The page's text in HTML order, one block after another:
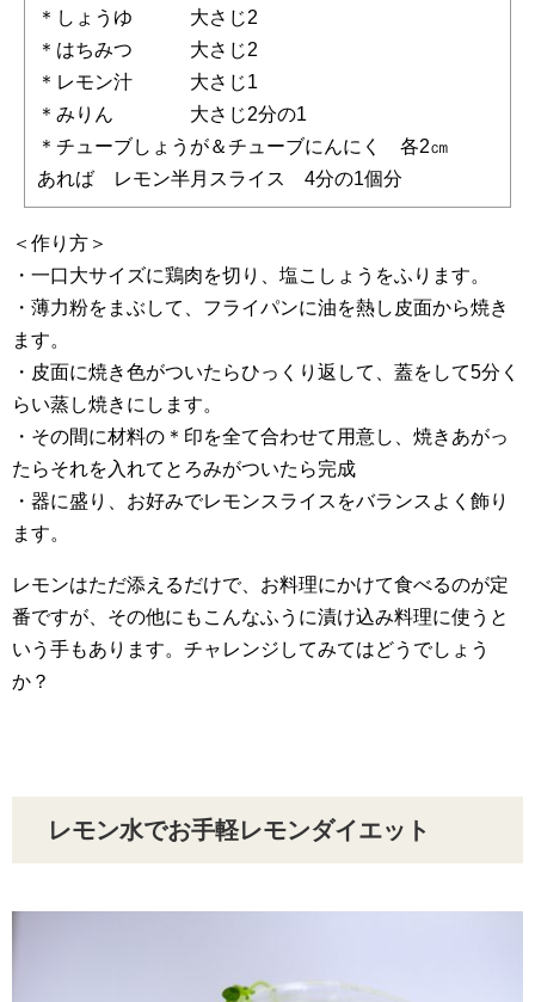
＊しょうゆ 大さじ2
＊はちみつ 大さじ2
＊レモン汁 大さじ1
＊みりん 大さじ2分の1
＊チューブしょうが＆チューブにんにく 各2㎝
あれば レモン半月スライス 4分の1個分
＜作り方＞
・一口大サイズに鶏肉を切り、塩こしょうをふります。
・薄力粉をまぶして、フライパンに油を熱し皮面から焼き
ます。
・皮面に焼き色がついたらひっくり返して、蓋をして5分く
らい蒸し焼きにします。
・その間に材料の＊印を全て合わせて用意し、焼きあがっ
たらそれを入れてとろみがついたら完成
・器に盛り、お好みでレモンスライスをバランスよく飾り
ます。
レモンはただ添えるだけで、お料理にかけて食べるのが定
番ですが、その他にもこんなふうに漬け込み料理に使うと
いう手もあります。チャレンジしてみてはどうでしょう
か？
レモン水でお手軽レモンダイエット